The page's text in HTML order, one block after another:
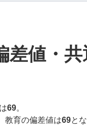
差値・
69。
教育の偏差値は69と